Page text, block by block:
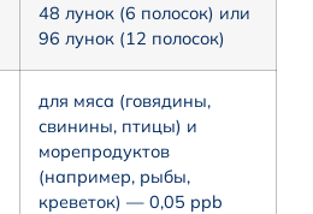
48 лунок (6 полосок) или
96 лунок (12 полосок)
для мяса (говядины,
свинины, птицы) и
морепродуктов
(например, рыбы,
креветок) — 0,05 ppb